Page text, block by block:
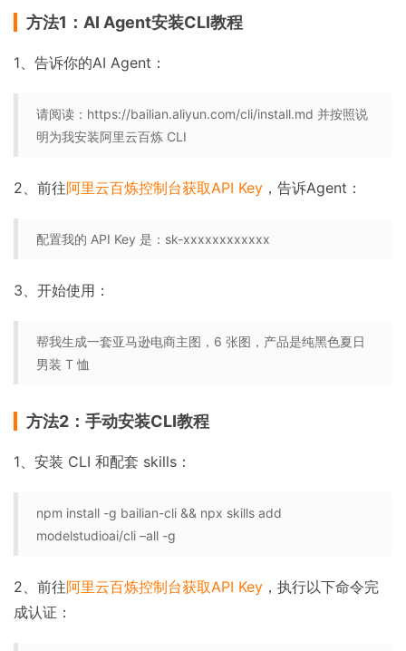
方法1：AI Agent安装CLI教程
1、告诉你的AI Agent：
请阅读：https://bailian.aliyun.com/cli/install.md 并按照说
明为我安装阿里云百炼 CLI
2、前往阿里云百炼控制台获取API Key ，告诉Agent：
配置我的 API Key 是：sk-xxxxxxxxxxxx
3、开始使用：
帮我生成一套亚马逊电商主图，6 张图，产品是纯黑色夏日
男装 T 恤
方法2：手动安装CLI教程
1、安装 CLI 和配套 skills：
npm install -g bailian-cli && npx skills add
modelstudioai/cli –all -g
2、前往阿里云百炼控制台获取API Key ，执行以下命令完
成认证：